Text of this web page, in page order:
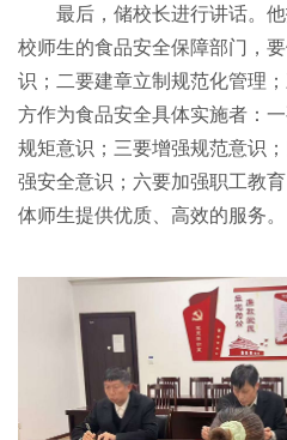
最后，储校长进行讲话。
校师生的食品安全保障部门，
识；二要建章立制规范化管理
方作为食品安全具体实施者：
规矩意识；三要增强规范意识
强安全意识；六要加强职工教
体师生提供优质、高效的服务。